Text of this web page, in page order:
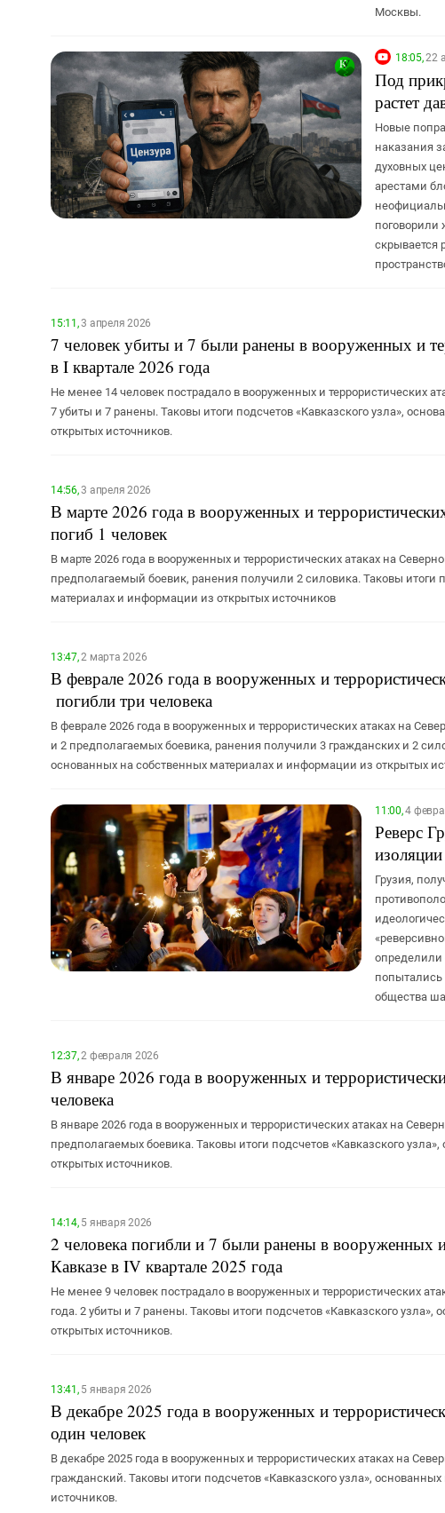
Москвы.
18:05,22
Под
растет
Новые
наказания
духовных
арестами
поговорили
скрывается
15:11,3 апреля 2026
7 человек убиты и 7 были ранены в вооруженных и
в I квартале 2026 года
Не менее 14 человек пострадало в вооруженных и террористических
7 убиты и 7 ранены. Таковы итоги подсчетов «Кавказского узла»,
открытых источников.
14:56,3 апреля 2026
В марте 2026 года в вооруженных и
погиб 1 человек
В марте 2026 года в вооруженных и террористических атаках на
предполагаемый боевик, ранения получили 2 силовика. Таковы итоги
материалах и информации из открытых источников
13:47,2 марта 2026
В феврале 2026 года в вооруженных и
погибли три человека
В феврале 2026 года в вооруженных и террористических атаках на
и 2 предполагаемых боевика, ранения получили 3 гражданских и 2
основанных на собственных материалах и информации из открытых
11:00,4
Реверс
изоляции
Грузия,
определили
попытались
общества
12:37,2 февраля 2026
В январе 2026 года в вооруженных и
человека
В январе 2026 года в вооруженных и террористических атаках на
предполагаемых боевика. Таковы итоги подсчетов «Кавказского
открытых источников.
14:14,5 января 2026
2 человека погибли и 7 были ранены в вооруженных
Кавказе в IV квартале 2025 года
Не менее 9 человек пострадало в вооруженных и террористических
года. 2 убиты и 7 ранены. Таковы итоги подсчетов «Кавказского
открытых источников.
13:41,5 января 2026
В декабре 2025 года в вооруженных и
один человек
В декабре 2025 года в вооруженных и террористических атаках на
гражданский. Таковы итоги подсчетов «Кавказского узла»,
источников.